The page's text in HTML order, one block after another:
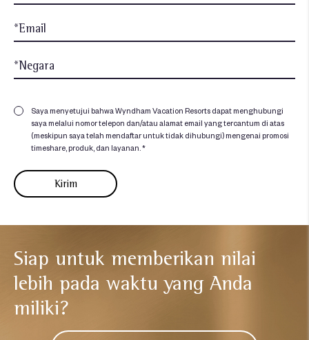
Saya menyetujui bahwa Wyndham Vacation Resorts dapat menghubungi
saya melalui nomor telepon dan/atau alamat email yang tercantum di atas
(meskipun saya telah mendaftar untuk tidak dihubungi) mengenai promosi
timeshare, produk, dan layanan. *
Siap untuk memberikan nilai
lebih pada waktu yang Anda
miliki?​